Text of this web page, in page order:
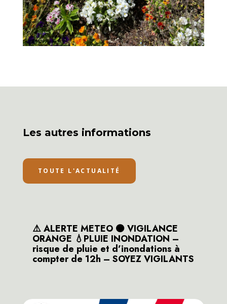
Les autres informations
TOUTE L'ACTUALITÉ
⚠️ ALERTE METEO 🟠 VIGILANCE
ORANGE 💧PLUIE INONDATION –
risque de pluie et d’inondations à
compter de 12h – SOYEZ VIGILANTS